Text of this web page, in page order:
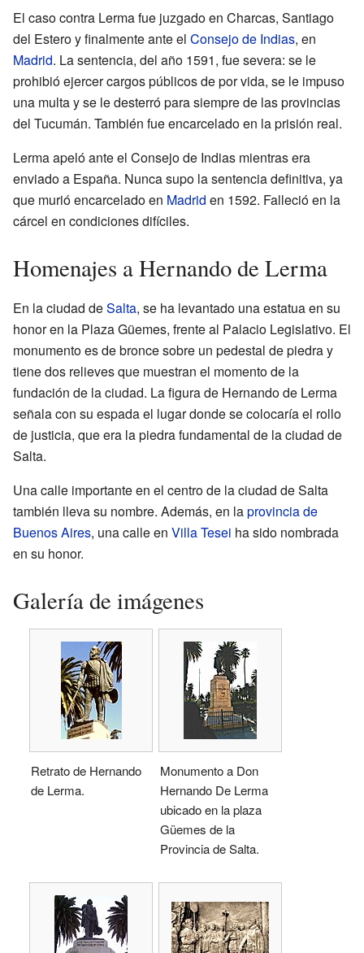
El caso contra Lerma fue juzgado en Charcas, Santiago
del Estero y finalmente ante el Consejo de Indias, en
Madrid. La sentencia, del año 1591, fue severa: se le
prohibió ejercer cargos públicos de por vida, se le impuso
una multa y se le desterró para siempre de las provincias
del Tucumán. También fue encarcelado en la prisión real.
Lerma apeló ante el Consejo de Indias mientras era
enviado a España. Nunca supo la sentencia definitiva, ya
que murió encarcelado en Madrid en 1592. Falleció en la
cárcel en condiciones difíciles.
Homenajes a Hernando de Lerma
En la ciudad deSalta, se ha levantado una estatua en su
honor en la Plaza Güemes, frente al Palacio Legislativo. El
monumento es de bronce sobre un pedestal de piedra y
tiene dos relieves que muestran el momento de la
fundación de la ciudad. La figura de Hernando de Lerma
señala con su espada el lugar donde se colocaría el rollo
de justicia, que era la piedra fundamental de la ciudad de
Salta.
Una calle importante en el centro de la ciudad de Salta
también lleva su nombre. Además, en laprovincia de
Buenos Aires, una calle en Villa Tesei ha sido nombrada
en su honor.
Galería de imágenes
Retrato de Hernando
de Lerma.
Monumento a Don
Hernando De Lerma
ubicado en la plaza
Güemes de la
Provincia de Salta.